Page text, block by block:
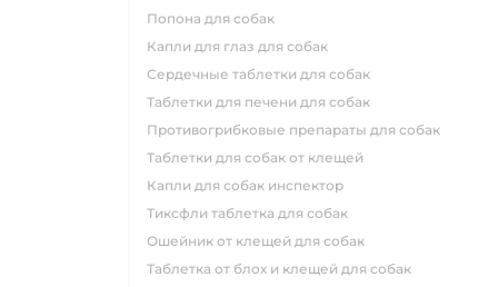
попона для собак
капли для глаз для собак
сердечные таблетки для собак
таблетки для печени для собак
противогрибковые препараты для собак
таблетки для собак от клещей
капли для собак инспектор
тиксфли таблетка для собак
ошейник от клещей для собак
таблетка от блох и клещей для собак